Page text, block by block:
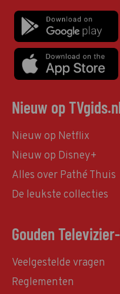
Nieuw op
Nieuw op Netflix
Nieuw op Disney+
Alles over Pathé Thuis
De leukste collecties
Gouden
Veelgestelde vragen
Reglementen